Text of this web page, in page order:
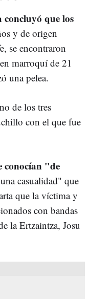
que los
y de origen
se encontraron
marroquí de 21
una pelea.
de los tres
con el que fue
conocían "de
casualidad" que
que la víctima y
con bandas
la Ertzaintza, Josu